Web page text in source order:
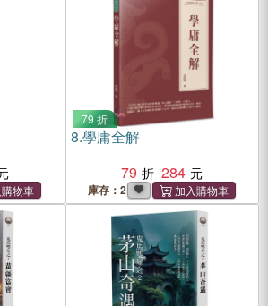
79 折
8.學庸全解
79
284
庫存：2